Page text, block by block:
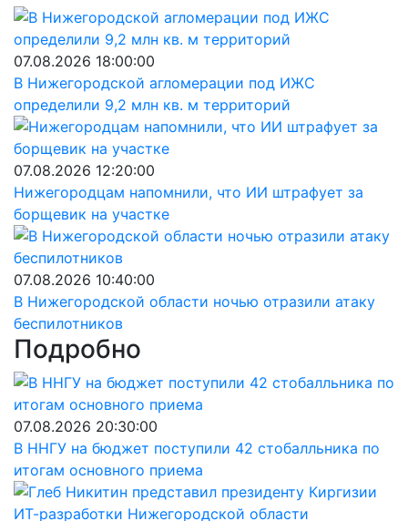
07.08.2026 18:00:00
В Нижегородской агломерации под ИЖС
определили 9,2 млн кв. м территорий
07.08.2026 12:20:00
Нижегородцам напомнили, что ИИ штрафует за
борщевик на участке
07.08.2026 10:40:00
В Нижегородской области ночью отразили атаку
беспилотников
Подробно
07.08.2026 20:30:00
В ННГУ на бюджет поступили 42 стобалльника по
итогам основного приема